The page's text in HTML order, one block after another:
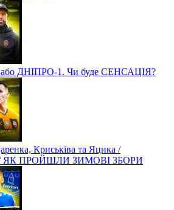
ДНІПРО-1. Чи буде СЕНСАЦІЯ?
Криськіва та Яцика /
/ ЯК ПРОЙШЛИ ЗИМОВІ ЗБОРИ